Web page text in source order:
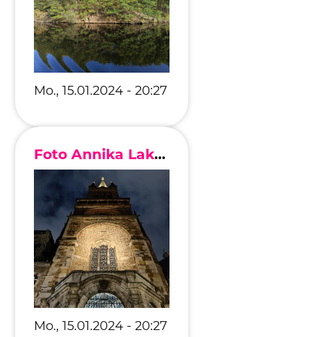
Editionen 2017–2021
FreeStyle 2021
FreeStyle 2018
FreeStyle 2017
Ateliers
Mo., 15.01.2024 - 20:27
Foto Annika Lakomy
Mo., 15.01.2024 - 20:27